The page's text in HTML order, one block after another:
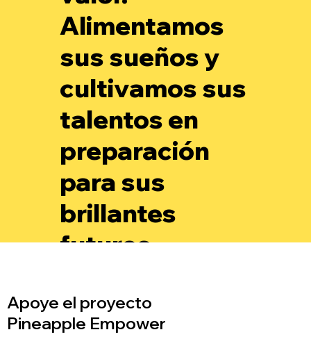
Alimentamos
sus sueños y
cultivamos sus
talentos en
preparación
para sus
brillantes
futuros.
Apoye el proyecto
Pineapple Empower